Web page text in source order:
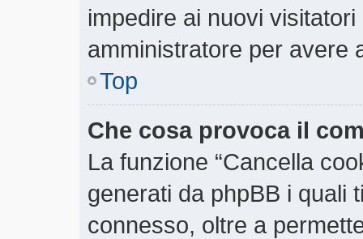
impedire ai nuovi
amministratore per avere
Top
Che cosa provoca il
La funzione “Cancella
generati da phpBB i quali
connesso, oltre a